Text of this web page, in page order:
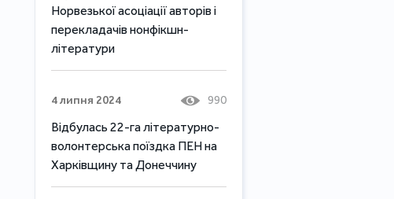
Норвезької асоціації авторів і
перекладачів нонфікшн-
літератури
4 липня 2024 990
Відбулась 22-га літературно-
волонтерська поїздка ПЕН на
Харківщину та Донеччину